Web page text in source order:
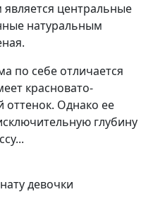
центральные
натуральным
по себе отличается
красновато-
Однако ее
глубину
девочки